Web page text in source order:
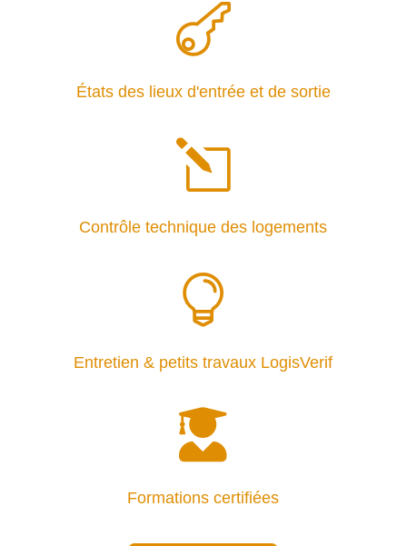

États des lieux d'entrée et de sortie
l
Contrôle technique des logements

Entretien & petits travaux LogisVerif

Formations certifiées